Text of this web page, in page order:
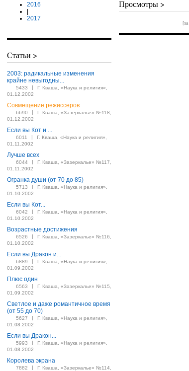
2016
2017
Статьи >
2003: радикальные изменения
крайне невыгодны...
5433 |
Г. Кваша, «Наука и религия»,
01.12.2002
Совмещение режиссеров
6690 |
Г. Кваша, «Зазеркалье» №118,
01.12.2002
Если вы Кот и ...
6011 |
Г. Кваша, «Наука и религия»,
01.11.2002
Лучше всех
6044 |
Г. Кваша, «Зазеркалье» №117,
01.11.2002
Огранка души (от 70 до 85)
5713 |
Г. Кваша, «Наука и религия»,
01.10.2002
Если вы Кот...
6042 |
Г. Кваша, «Наука и религия»,
01.10.2002
Возрастные достижения
6526 |
Г. Кваша, «Зазеркалье» №116,
01.10.2002
Если вы Дракон и...
6889 |
Г. Кваша, «Наука и религия»,
01.09.2002
Плюс один
6563 |
Г. Кваша, «Зазеркалье» №115,
01.09.2002
Светлое и даже романтичное время
(от 55 до 70)
5627 |
Г. Кваша, «Наука и религия»,
01.08.2002
Если вы Дракон...
5993 |
Г. Кваша, «Наука и религия»,
01.08.2002
Королева экрана
7882 |
Г. Кваша, «Зазеркалье» №114,
Просмотры >